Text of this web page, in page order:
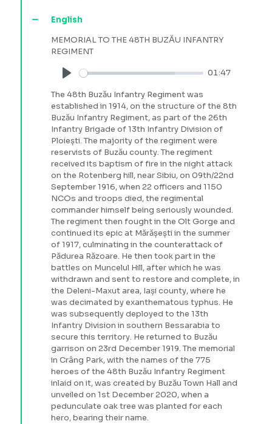
English
MEMORIAL TO THE 48TH BUZĂU INFANTRY
REGIMENT
Play
01:47
The 48th Buzău Infantry Regiment was
established in 1914, on the structure of the 8th
Buzău Infantry Regiment, as part of the 26th
Infantry Brigade of 13th Infantry Division of
Ploiești. The majority of the regiment were
reservists of Buzău county. The regiment
received its baptism of fire in the night attack
on the Rotenberg hill, near Sibiu, on 09th/22nd
September 1916, when 22 officers and 1150
NCOs and troops died, the regimental
commander himself being seriously wounded.
The regiment then fought in the Olt Gorge and
continued its epic at Mărășești in the summer
of 1917, culminating in the counterattack of
Pădurea Răzoare. He then took part in the
battles on Muncelul Hill, after which he was
withdrawn and sent to restore and complete, in
the Deleni-Maxut area, Iași county, where he
was decimated by exanthematous typhus. He
was subsequently deployed to the 13th
Infantry Division in southern Bessarabia to
secure this territory. He returned to Buzău
garrison on 23rd December 1919. The memorial
in Crâng Park, with the names of the 775
heroes of the 48th Buzău Infantry Regiment
inlaid on it, was created by Buzău Town Hall and
unveiled on 1st December 2020, when a
pedunculate oak tree was planted for each
hero, bearing their name.